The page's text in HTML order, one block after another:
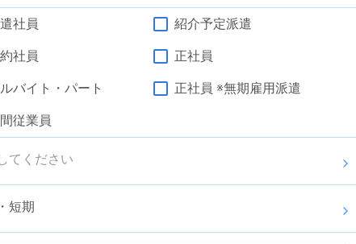
社員 紹介予定派遣
社員 正社員
バイト・パート 正社員 ※無期雇用派遣
従業員
てください arrow_forward_ios
短期 arrow_forward_ios
ん貯まる♪カップル・友達同士の応
募も歓迎！マイカー通勤OK＆無料
駐車場完備◎《山形県鶴岡市》
230,000円
勤務地
山形県鶴岡市　周辺
勤務時間
職種
マシンオペレーター,部
資格・経験不問 寮費無料